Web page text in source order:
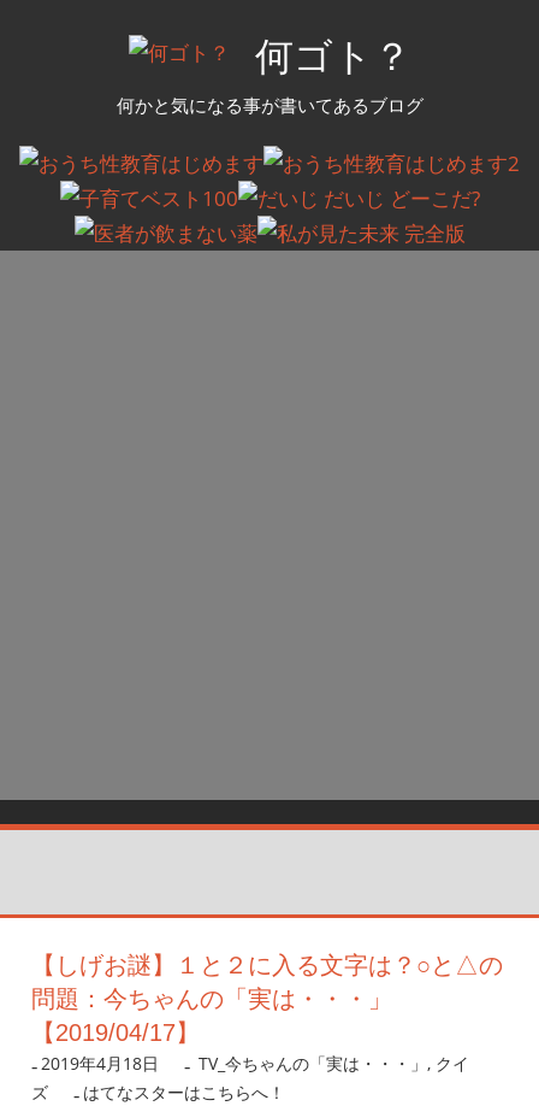
ツ
何ゴト？
何かと気になる事が書いてあるブログ
【しげお謎】１と２に入る文字は？○と△の
問題：今ちゃんの「実は・・・」
【2019/04/17】
2019年4月18日 nanigoto
TV_今ちゃんの「実は・・・」 , クイ
ズ
はてなスターはこちらへ！